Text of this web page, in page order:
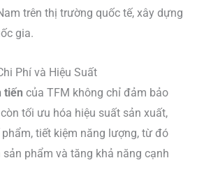
trên thị trường quốc tế, xây dựng
gia.
Phí và Hiệu Suất
tiến của TFM không chỉ đảm bảo
tối ưu hóa hiệu suất sản xuất,
tiết kiệm năng lượng, từ đó
phẩm và tăng khả năng cạnh